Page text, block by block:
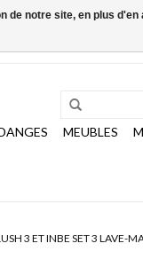
MEUBLES
3 ET INBE SET 3 LAVE-
de notre site, en plus